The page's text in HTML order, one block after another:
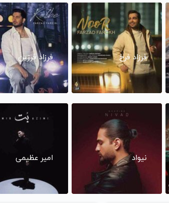
فرزاد فرخ فرزاد فرزین
نیواد امیر عظیمی